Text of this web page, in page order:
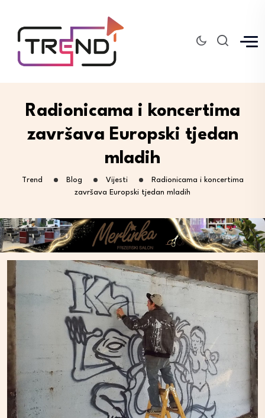
Radionicama i koncertima
završava Europski tjedan
mladih
Trend Blog Vijesti
Radionicama i koncertima
završava Europski tjedan mladih